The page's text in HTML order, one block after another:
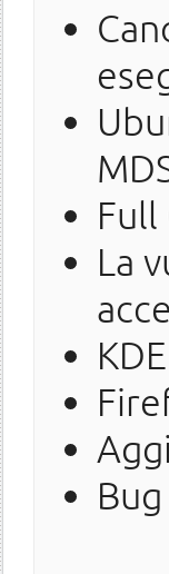
Full
La